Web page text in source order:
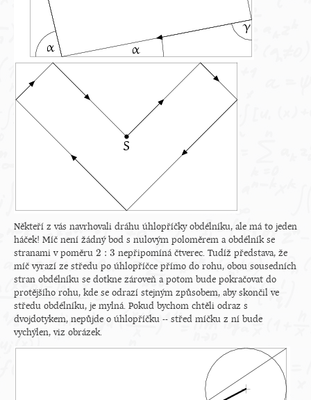
Někteří z vás navrhovali dráhu úhlopříčky obdélníku, ale má to jeden
háček! Míč není žádný bod s nulovým poloměrem a obdélník se
stranami v poměru 2 : 3
2 3
nepřipomíná čtverec. Tudíž představa, že
míč vyrazí ze středu po úhlopříčce přímo do rohu, obou sousedních
stran obdélníku se dotkne zároveň a potom bude pokračovat do
protějšího rohu, kde se odrazí stejným způsobem, aby skončil ve
středu obdélníku, je mylná. Pokud bychom chtěli odraz s
dvojdotykem, nepůjde o úhlopříčku -- střed míčku z ní bude
vychýlen, viz obrázek.